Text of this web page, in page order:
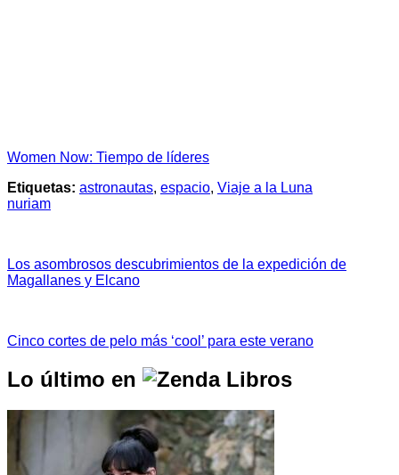
Women Now: Tiempo de líderes
Etiquetas: astronautas, espacio, Viaje a la Luna
nuriam
Los asombrosos descubrimientos de la expedición de
Magallanes y Elcano
Cinco cortes de pelo más ‘cool’ para este verano
Lo último en